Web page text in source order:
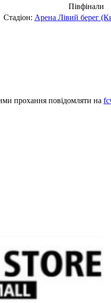
Півфінали
Стадіон: Арена Лівий берег
прохання повідомляти на